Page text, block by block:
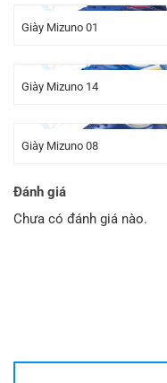
Giày Mizuno 01
Giày Mizuno 14
Giày Mizuno 08
Đánh giá
Chưa có đánh giá nào.